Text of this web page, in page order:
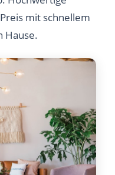
mit schnellem
Hause.